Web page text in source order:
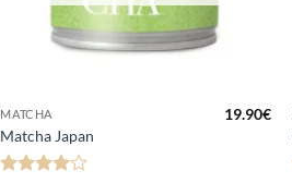
MATCHA
Matcha Japan
19.90€